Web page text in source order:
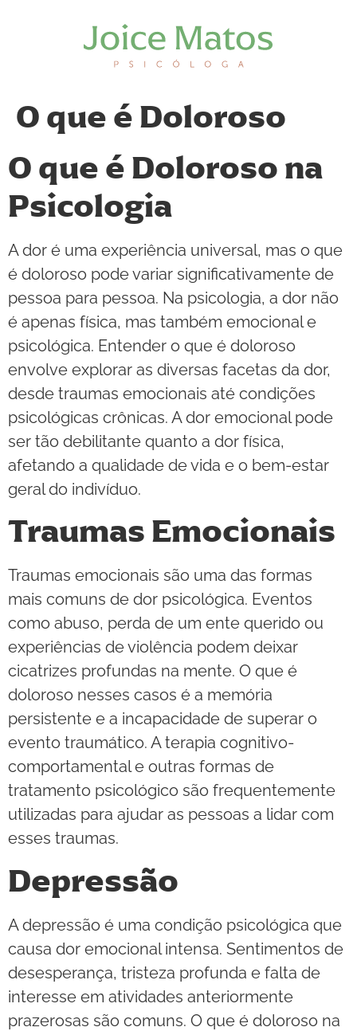
O que é Doloroso
O que é Doloroso na
Psicologia
A dor é uma experiência universal, mas o que
é doloroso pode variar significativamente de
pessoa para pessoa. Na psicologia, a dor não
é apenas física, mas também emocional e
psicológica. Entender o que é doloroso
envolve explorar as diversas facetas da dor,
desde traumas emocionais até condições
psicológicas crônicas. A dor emocional pode
ser tão debilitante quanto a dor física,
afetando a qualidade de vida e o bem-estar
geral do indivíduo.
Traumas Emocionais
Traumas emocionais são uma das formas
mais comuns de dor psicológica. Eventos
como abuso, perda de um ente querido ou
experiências de violência podem deixar
cicatrizes profundas na mente. O que é
doloroso nesses casos é a memória
persistente e a incapacidade de superar o
evento traumático. A terapia cognitivo-
comportamental e outras formas de
tratamento psicológico são frequentemente
utilizadas para ajudar as pessoas a lidar com
esses traumas.
Depressão
A depressão é uma condição psicológica que
causa dor emocional intensa. Sentimentos de
desesperança, tristeza profunda e falta de
interesse em atividades anteriormente
prazerosas são comuns. O que é doloroso na